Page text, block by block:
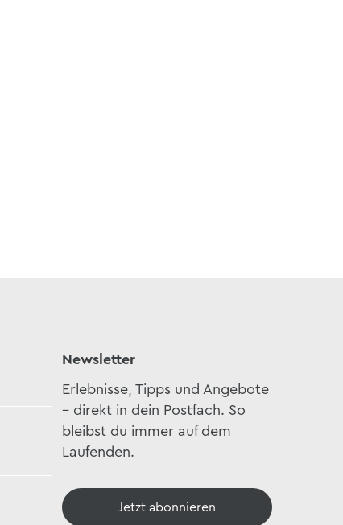
Newsletter
Erlebnisse, Tipps und Angebote
– direkt in dein Postfach. So
bleibst du immer auf dem
Laufenden.
Jetzt abonnieren